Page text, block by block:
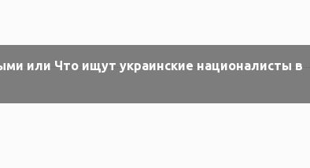
или Что ищут украинские националисты в